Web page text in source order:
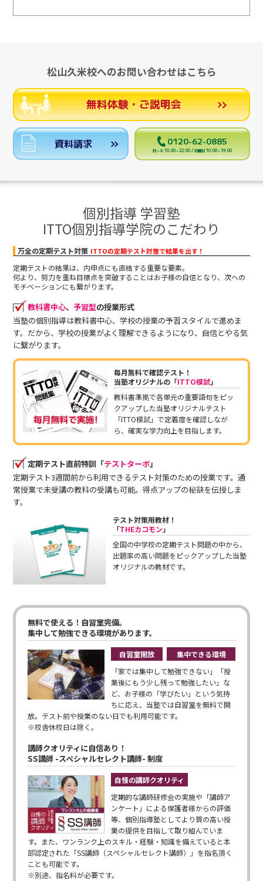
松山久米校へのお問い合わせはこちら
無料体験・ご説明会
資料請求 0120-62-0885
月～土 10:00～22:00 / 日曜日 10:00～19:00
個別指導 学習塾
ITTO個別指導学院のこだわり
万全の定期テスト対策 ITTOの定期テスト対策で結果を出す！
定期テストの結果は、内申点にも直結する重要な要素。
何より、努力を重ね目標点を突破することはお子様の自信となり、次への
モチベーションにも繋がります。
教科書中心、 予習型の授業形式
当塾の個別指導は教科書中心、学校の授業の予習スタイルで進めま
す。だから、学校の授業がよく理解できるようになり、自信とやる気
に繋がります。
毎月無料で確認テスト！
当塾オリジナルの「ITTO模試」
教科書準拠で各単元の重要語句をピッ
クアップした当塾オリジナルテスト
「ITTO模試」で定着度を確認しなが
ら、確実な学力向上を目指します。
定期テスト直前特訓「テストターボ」
定期テスト3週間前から利用できるテスト対策のための授業です。通
常授業で未受講の教科の受講も可能。得点アップの秘訣を伝授しま
す。
テスト対策用教材！
「THEカコモン」
全国の中学校の定期テスト問題の中から、
出題率の高い問題をピックアップした当塾
オリジナルの教材です。
無料で使える！自習室完備。
集中して勉強できる環境があります。
自習室開放
集中できる環境
「家では集中して勉強できない」「授
業後にもう少し残って勉強したい」な
ど、お子様の「学びたい」という気持
ちに応え、当塾では自習室を無料で開
放。テスト前や授業のない日でも利用可能です。
※校舎休校日は除く。
講師クオリティに自信あり！
SS講師 -スペシャルセレクト講師- 制度
自慢の講師クオリティ
定期的な講師研修会の実施や「講師ア
ンケート」による保護者様からの評価
等、個別指導塾としてより質の高い授
業の提供を目指して取り組んでいま
す。また、ワンランク上のスキル・経験・知識を備えていると本
部認定された「SS講師（スペシャルセレクト講師）」を指名頂く
ことも可能です。
※別途、指名料が必要です。